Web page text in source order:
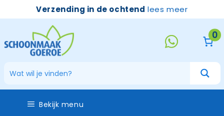
Verzending in de ochtend lees meer
0
Bekijk menu